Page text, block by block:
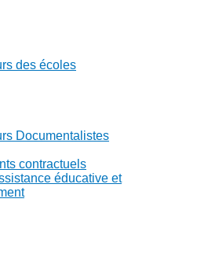
des écoles
Documentalistes
contractuels
éducative et